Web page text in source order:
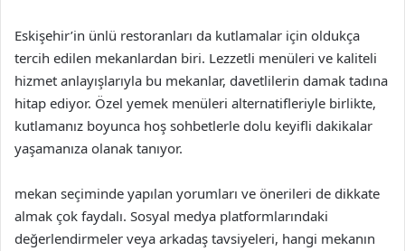
Eskişehir’in ünlü restoranları da kutlamalar için oldukça
tercih edilen mekanlardan biri. Lezzetli menüleri ve kaliteli
hizmet anlayışlarıyla bu mekanlar, davetlilerin damak tadına
hitap ediyor. Özel yemek menüleri alternatifleriyle birlikte,
kutlamanız boyunca hoş sohbetlerle dolu keyifli dakikalar
yaşamanıza olanak tanıyor.
mekan seçiminde yapılan yorumları ve önerileri de dikkate
almak çok faydalı. Sosyal medya platformlarındaki
değerlendirmeler veya arkadaş tavsiyeleri, hangi mekanın